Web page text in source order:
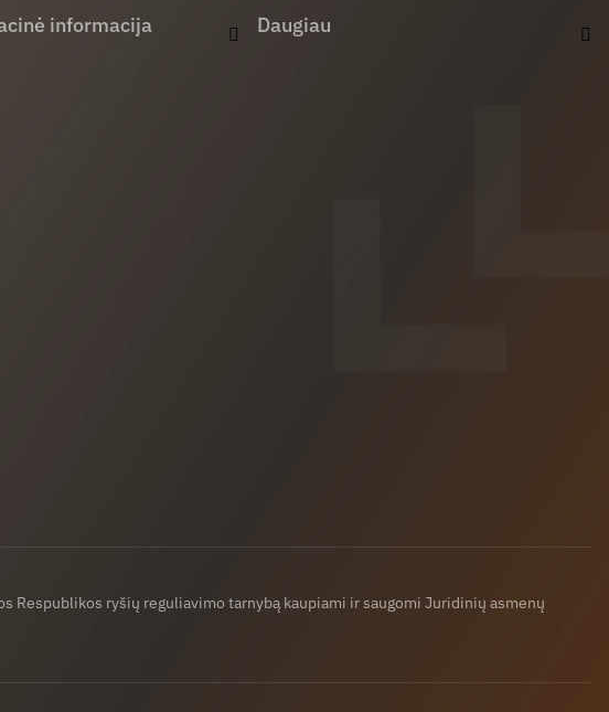
informacija
Daugiau
Respublikos ryšių reguliavimo tarnybą kaupiami ir saugomi Juridinių asmenų